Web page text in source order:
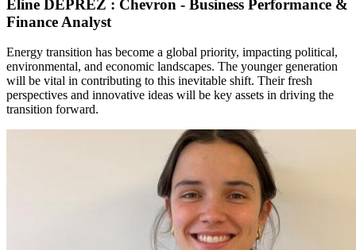
Eline DEPREZ : Chevron - Business Performance &
Finance Analyst
Energy transition has become a global priority, impacting political,
environmental, and economic landscapes. The younger generation
will be vital in contributing to this inevitable shift. Their fresh
perspectives and innovative ideas will be key assets in driving the
transition forward.